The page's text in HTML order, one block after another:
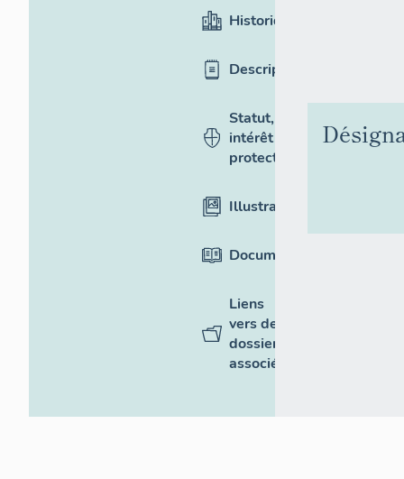
Historique
Description
Statut,
intérêt et
protection
Illustrations
Documentation
Liens
vers des
dossiers
associés